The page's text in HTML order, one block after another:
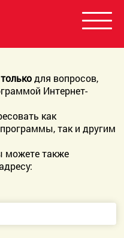
толькодля вопросов,
Интернет-
как
так и другим
можете также